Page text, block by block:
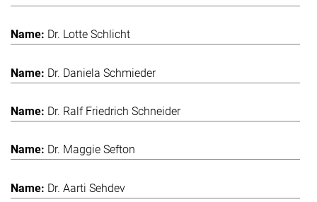
Dr. Lotte Schlicht
Dr. Daniela Schmieder
Dr. Ralf Friedrich Schneider
Dr. Maggie Sefton
Dr. Aarti Sehdev